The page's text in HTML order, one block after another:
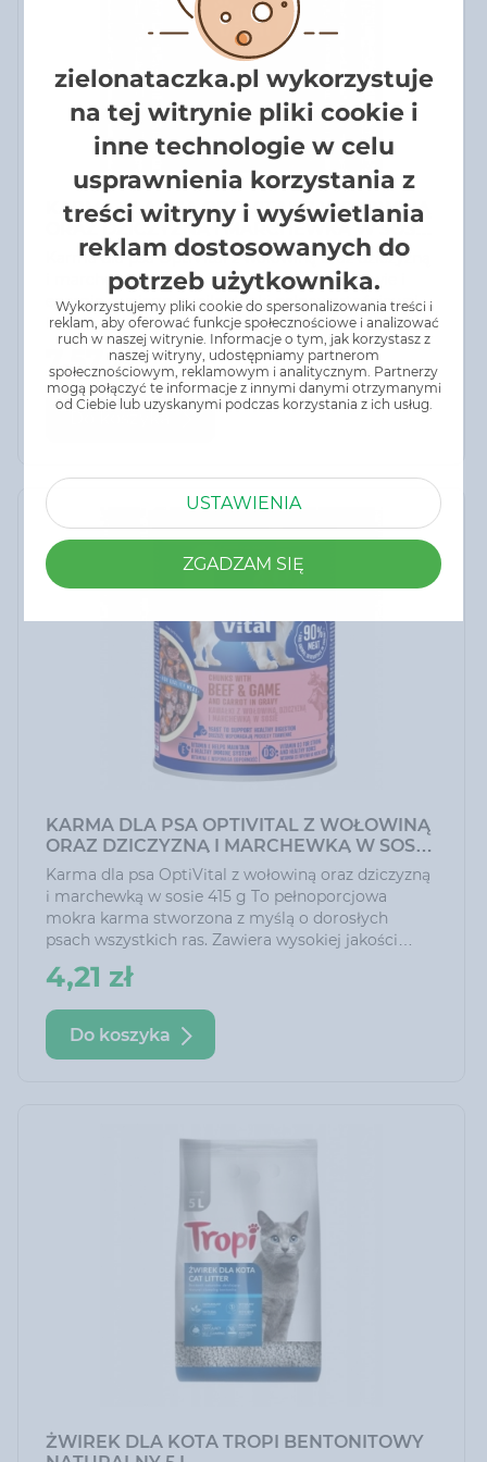
KARMA DLA PSA OPTIVITAL Z WOŁOWINĄ
ORAZ DZICZYZNĄ I MARCHEWKĄ W SOSIE
1250 G
Karma dla psa OptiVital z wołowiną oraz dziczyzną
i marchewką w sosie 1250 g - zadbaj o zdrowie i
energię swojego pupila dzięki pełnowartościowej
karmie OptiVital z wołowiną, dziczyzną i
marchewką w aromatycznym sosie. To pyszny i
odżywczy posiłek, który łączy wysokiej jakości
mięso z naturalnymi warzywami, dostarczając psu
wszystkich niezbędnych składników odżywczych
7,57 zł
Do koszyka
KARMA DLA PSA OPTIVITAL Z WOŁOWINĄ
ORAZ DZICZYZNĄ I MARCHEWKĄ W SOSIE
415 G
Karma dla psa OptiVital z wołowiną oraz dziczyzną
i marchewką w sosie 415 g To pełnoporcjowa
mokra karma stworzona z myślą o dorosłych
psach wszystkich ras. Zawiera wysokiej jakości
mięso wołowe i dziczyznę, które są doskonałym
źródłem białka, oraz marchewkę, dostarczającą
witamin i błonnika wspierającego trawienie.
4,21 zł
Do koszyka
ŻWIREK DLA KOTA TROPI BENTONITOWY
zielonataczka.pl wykorzystuje
na tej witrynie pliki cookie i
inne technologie w celu
usprawnienia korzystania z
treści witryny i wyświetlania
reklam dostosowanych do
potrzeb użytkownika.
Wykorzystujemy pliki cookie do spersonalizowania treści i
reklam, aby oferować funkcje społecznościowe i analizować
ruch w naszej witrynie. Informacje o tym, jak korzystasz z
naszej witryny, udostępniamy partnerom
społecznościowym, reklamowym i analitycznym. Partnerzy
mogą połączyć te informacje z innymi danymi otrzymanymi
od Ciebie lub uzyskanymi podczas korzystania z ich usług.
USTAWIENIA
ZGADZAM SIĘ